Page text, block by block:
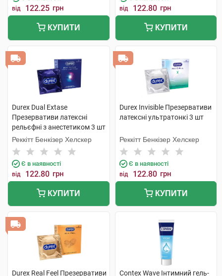
від 122.25 грн
КУПИТИ
від 122.80 грн
КУПИТИ
Durex Dual Extase
Презервативи латексні
рельєфні з анестетиком 3 шт
Реккітт Бенкізер Хелскер
Є в наявності
від 122.80 грн
КУПИТИ
Durex Invisible Презервативи
латексні ультратонкі 3 шт
Реккітт Бенкізер Хелскер
Є в наявності
від 122.80 грн
КУПИТИ
Durex Real Feel Презервативи Contex Wave Інтимний гель-